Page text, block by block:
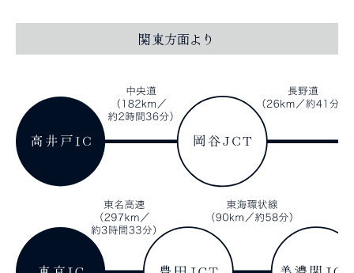
関東方面より